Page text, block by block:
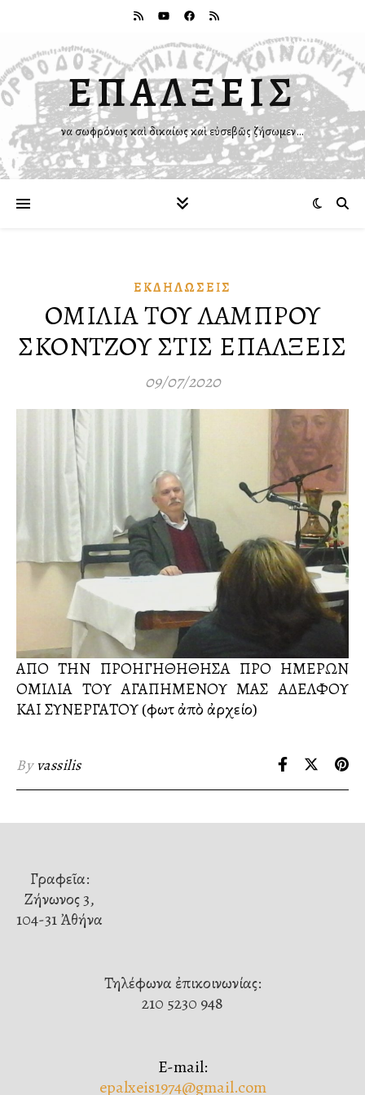
ΕΠΑΛΞΕΙΣ
Ἵνα σωφρόνως καὶ δικαίως καὶ εὐσεβῶς ζήσωμεν…
ἘΚΔΗΛΏΣΕΙΣ
ΟΜΙΛΙΑ ΤΟΥ ΛΑΜΠΡΟΥ
ΣΚΟΝΤΖΟΥ ΣΤΙΣ ΕΠΑΛΞΕΙΣ
09/07/2020
ΑΠΟ ΤΗΝ ΠΡΟΗΓΗΘΗΘΗΣΑ ΠΡΟ ΗΜΕΡΩΝ
ΟΜΙΛΙΑ ΤΟΥ ΑΓΑΠΗΜΕΝΟΥ ΜΑΣ ΑΔΕΛΦΟΥ
ΚΑΙ ΣΥΝΕΡΓΑΤΟΥ (φωτὀ ἀπὸ ἀρχείο)
Byvassilis
Γραφεῖα:
Ζήνωνος 3,
104-31 Ἀθήνα
Τηλέφωνα ἐπικοινωνίας:
210 5230 948
E-mail:
epalxeis1974@gmail.com